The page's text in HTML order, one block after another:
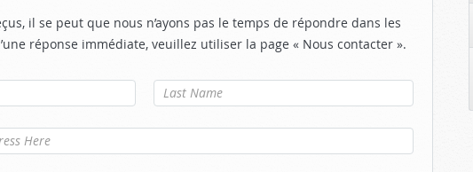
il se peut que nous n’ayons pas le temps de répondre dans les
réponse immédiate, veuillez utiliser la page « Nous contacter ».
Nom de
famille*